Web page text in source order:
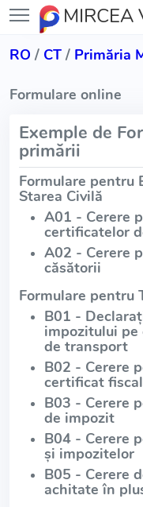
MIRCEA
RO / CT / Primăria
Formulare online
Exemple de
primării
Formulare pentru
Starea Civilă
A01 - Cerere
certificatelor
A02 - Cerere
căsătorii
Formulare pentru
B01 -
impozitului
de transport
B02 - Cerere
certificat fiscal
B03 - Cerere
de impozit
B04 - Cerere
și impozitelor
B05 - Cerere
achitate în